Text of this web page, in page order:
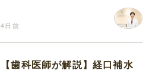
4日前
【歯科医師が解説】経口補水